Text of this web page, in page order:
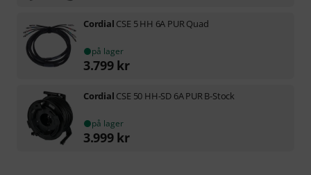
Cordial CSE 5 HH 6A PUR Quad
på lager
3.799 kr
Cordial CSE 50 HH-SD 6A PUR B-Stock
på lager
3.999 kr